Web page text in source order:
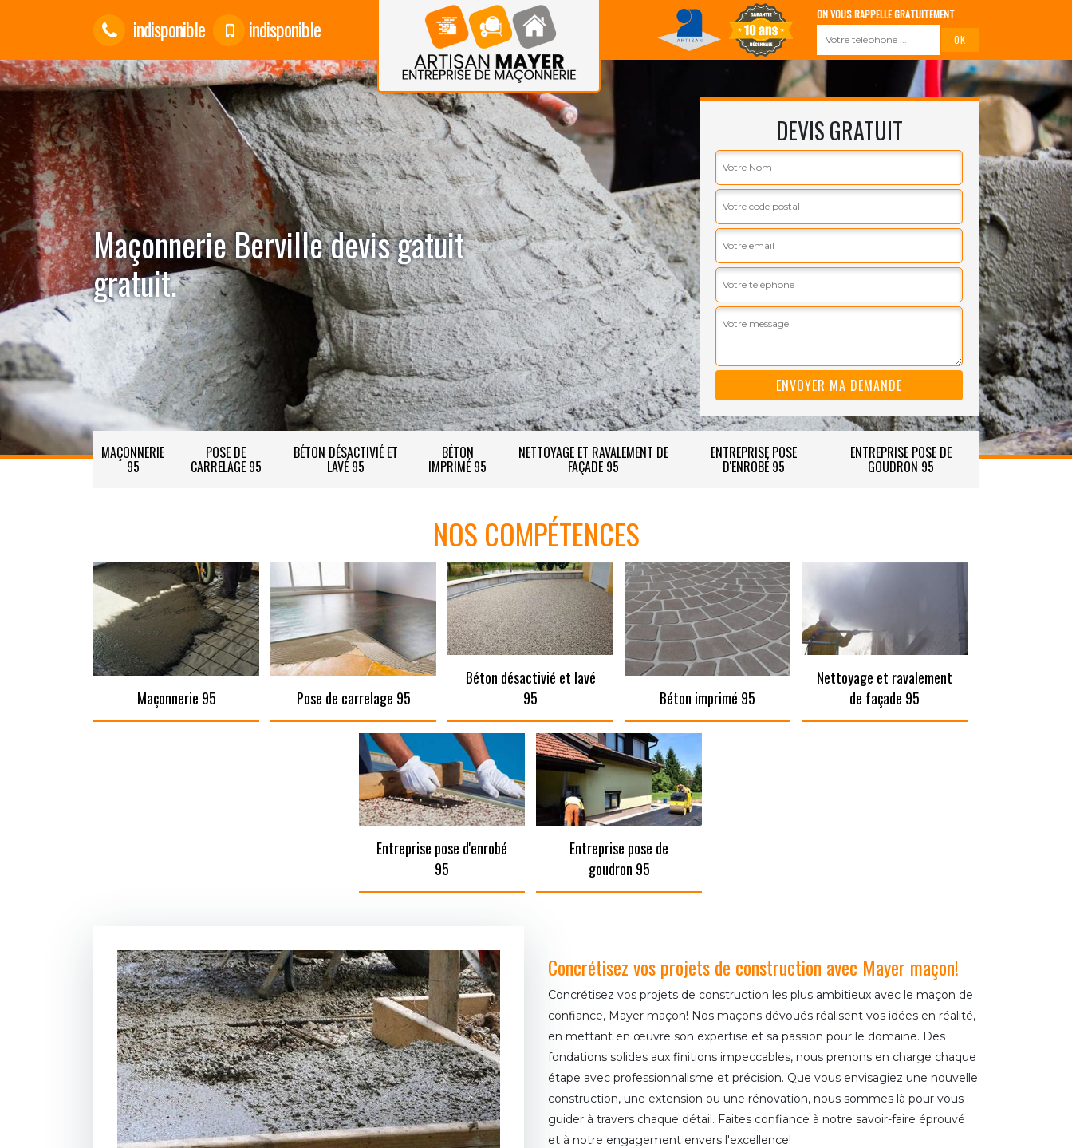
indisponible indisponible ON VOUS RAPPELLE GRATUITEMENT
Maçonnerie Berville devis gatuit
gratuit.
DEVIS GRATUIT
MAÇONNERIE
95
POSE DE
CARRELAGE 95
BÉTON DÉSACTIVIÉ ET
LAVÉ 95
BÉTON
IMPRIMÉ 95
NETTOYAGE ET RAVALEMENT DE
FAÇADE 95
ENTREPRISE POSE
D'ENROBÉ 95
ENTREPRISE POSE DE
GOUDRON 95
NOS COMPÉTENCES
Maçonnerie 95 Pose de carrelage 95
Béton désactivié et lavé
95
Béton imprimé 95
Nettoyage et ravalement
de façade 95
Entreprise pose d'enrobé
95
Entreprise pose de
goudron 95
Concrétisez vos projets de construction avec Mayer maçon!
Concrétisez vos projets de construction les plus ambitieux avec le maçon de
confiance, Mayer maçon! Nos maçons dévoués réalisent vos idées en réalité,
en mettant en œuvre son expertise et sa passion pour le domaine. Des
fondations solides aux finitions impeccables, nous prenons en charge chaque
étape avec professionnalisme et précision. Que vous envisagiez une nouvelle
construction, une extension ou une rénovation, nous sommes là pour vous
guider à travers chaque détail. Faites confiance à notre savoir-faire éprouvé
et à notre engagement envers l'excellence!